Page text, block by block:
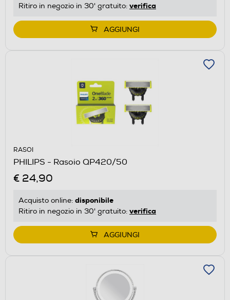
Ritiro in negozio in 30' gratuito: verifica
AGGIUNGI
RASOI
PHILIPS - Rasoio QP420/50
€ 24,90
Acquisto online: disponibile
Ritiro in negozio in 30' gratuito: verifica
AGGIUNGI